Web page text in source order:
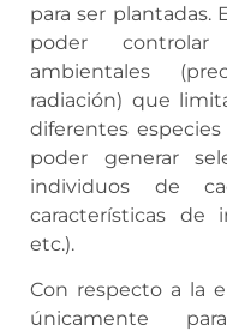
para ser plantadas.
poder
ambientales
radiación) que
diferentes
poder generar
individuos de
características de
etc.).
Con respecto a la
únicamente